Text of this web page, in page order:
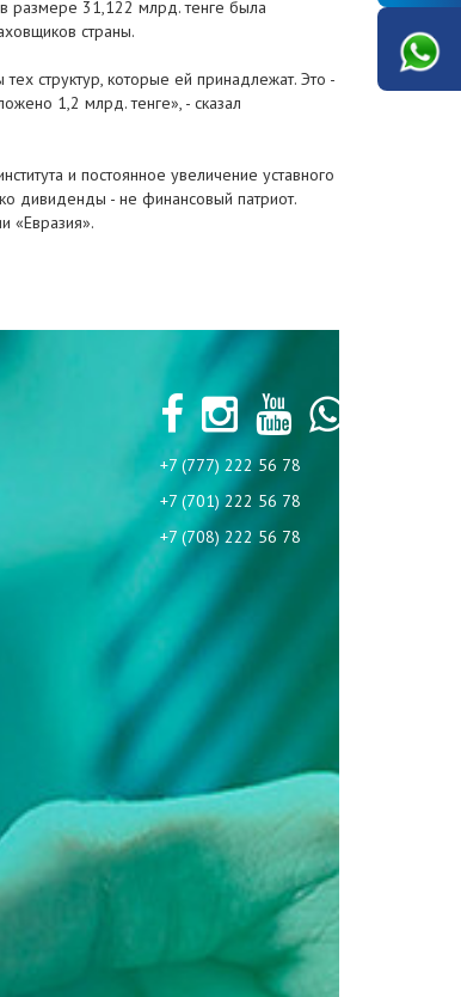
размере 31,122 млрд. тенге была
страны.
структур, которые ей принадлежат. Это -
1,2 млрд. тенге», - сказал
и постоянное увеличение уставного
дивиденды - не финансовый патриот.
«Евразия».
+7 (777) 222 56 78
+7 (701) 222 56 78
+7 (708) 222 56 78